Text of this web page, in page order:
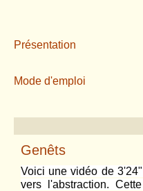
Présentation
Mode d'emploi
Genêts
Voici une vidéo de
vers l'abstraction.